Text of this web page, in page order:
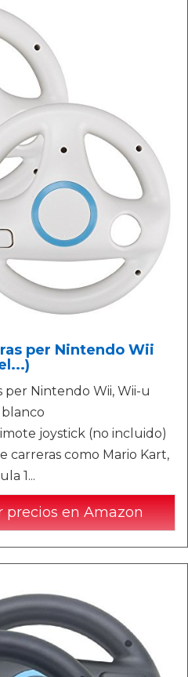
per Nintendo Wii
per Nintendo Wii, Wii-u
blanco
joystick (no incluido)
carreras como Mario Kart,
1...
precios en Amazon